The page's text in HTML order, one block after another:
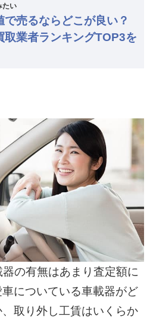
たい
で売るならどこが良い？
取業者ランキングTOP3を
の有無はあまり査定額に
についている車載器がど
取り外し工賃はいくらか